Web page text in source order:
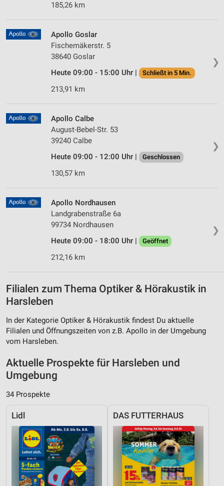
185,26 km
❯
Apollo Goslar
Fischemäkerstr. 5
38640 Goslar
Heute 09:00 - 15:00 Uhr |
Schließt in 5 Min.
213,91 km
❯
Apollo Calbe
August-Bebel-Str. 53
39240 Calbe
Heute 09:00 - 12:00 Uhr |
Geschlossen
130,57 km
❯
Apollo Nordhausen
Landgrabenstraße 6a
99734 Nordhausen
Heute 09:00 - 18:00 Uhr |
Geöffnet
212,16 km
Filialen zum Thema Optiker & Hörakustik in
Harsleben
In der Kategorie Optiker & Hörakustik findest Du aktuelle
Filialen und Öffnungszeiten von z.B. Apollo in der Umgebung
vom Harsleben.
Aktuelle Prospekte für Harsleben und
Umgebung
34 Prospekte
Lidl DAS FUTTERHAUS